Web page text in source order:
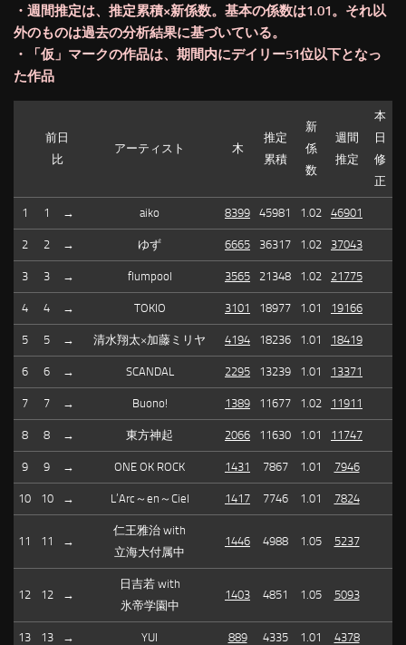
・週間推定は、推定累積×新係数。基本の係数は1.01。それ以
外のものは過去の分析結果に基づいている。
・「仮」マークの作品は、期間内にデイリー51位以下となっ
た作品
前日
比
アーティスト 木
推定
累積
新
係
数
週間
推定
本
日
修
正
1 1 → aiko 8399 45981 1.02 46901
2 2 → ゆず 6665 36317 1.02 37043
3 3 → flumpool 3565 21348 1.02 21775
4 4 → TOKIO 3101 18977 1.01 19166
5 5 → 清水翔太×加藤ミリヤ 4194 18236 1.01 18419
6 6 → SCANDAL 2295 13239 1.01 13371
7 7 → Buono! 1389 11677 1.02 11911
8 8 → 東方神起 2066 11630 1.01 11747
9 9 → ONE OK ROCK 1431 7867 1.01 7946
10 10 → L’Arc～en～Ciel 1417 7746 1.01 7824
11 11 →
仁王雅治 with
立海大付属中
1446 4988 1.05 5237
12 12 →
日吉若 with
氷帝学園中
1403 4851 1.05 5093
13 13 → YUI 889 4335 1.01 4378